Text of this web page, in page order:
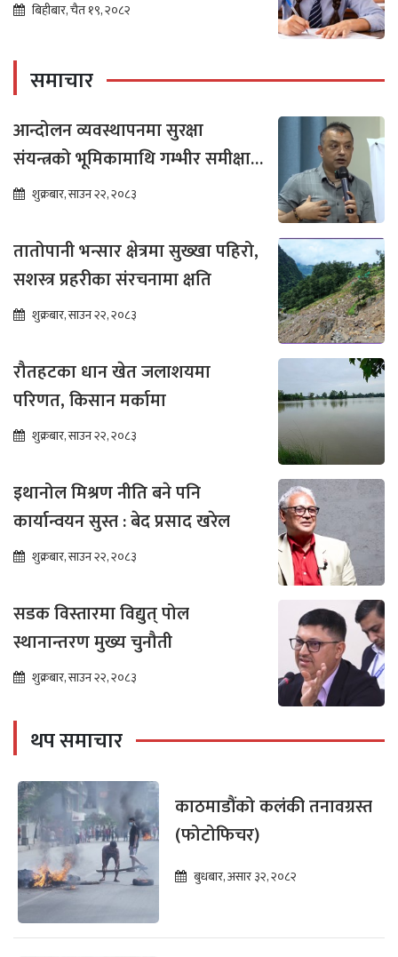
बिहीबार, चैत १९, २०८२
समाचार
आन्दोलन व्यवस्थापनमा सुरक्षा
संयन्त्रको भूमिकामाथि गम्भीर समीक्षा
आवश्यक : गगन थापा
शुक्रबार, साउन २२, २०८३
तातोपानी भन्सार क्षेत्रमा सुख्खा पहिरो,
सशस्त्र प्रहरीका संरचनामा क्षति
शुक्रबार, साउन २२, २०८३
रौतहटका धान खेत जलाशयमा
परिणत, किसान मर्कामा
शुक्रबार, साउन २२, २०८३
इथानोल मिश्रण नीति बने पनि
कार्यान्वयन सुस्त : बेद प्रसाद खरेल
शुक्रबार, साउन २२, २०८३
सडक विस्तारमा विद्युत् पोल
स्थानान्तरण मुख्य चुनौती
शुक्रबार, साउन २२, २०८३
थप समाचार
काठमाडौंको कलंकी तनावग्रस्त
(फोटोफिचर)
बुधबार, असार ३२, २०८२